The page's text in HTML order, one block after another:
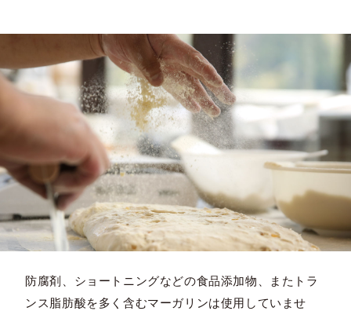
防腐剤、ショートニングなどの食品添加物、またトラ
ンス脂肪酸を多く含むマーガリンは使用していませ